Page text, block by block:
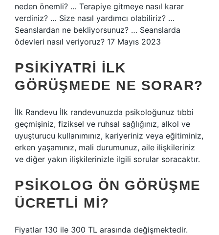
neden önemli? … Terapiye gitmeye nasıl karar
verdiniz? … Size nasıl yardımcı olabiliriz? …
Seanslardan ne bekliyorsunuz? … Seanslarda
ödevleri nasıl veriyoruz? 17 Mayıs 2023
PSIKIYATRI ILK
GÖRÜŞMEDE NE SORAR?
İlk Randevu İlk randevunuzda psikoloğunuz tıbbi
geçmişiniz, fiziksel ve ruhsal sağlığınız, alkol ve
uyuşturucu kullanımınız, kariyeriniz veya eğitiminiz,
erken yaşamınız, mali durumunuz, aile ilişkileriniz
ve diğer yakın ilişkilerinizle ilgili sorular soracaktır.
PSIKOLOG ÖN GÖRÜŞME
ÜCRETLI MI?
Fiyatlar 130 ile 300 TL arasında değişmektedir.